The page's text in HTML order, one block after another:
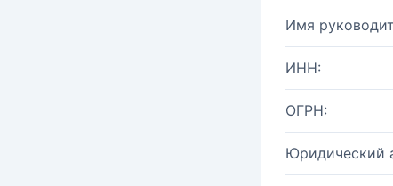
Имя
ИНН:
ОГРН:
Юридический